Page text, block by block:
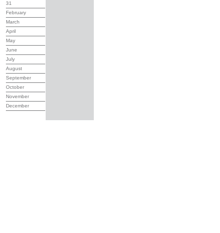
31
February
March
April
May
June
July
August
September
October
November
December